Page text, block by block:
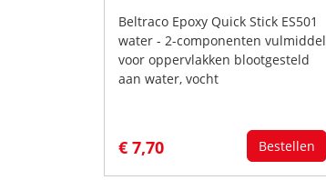
Beltraco Epoxy Quick Stick ES501
water - 2-componenten vulmiddel
voor oppervlakken blootgesteld
aan water, vocht
€ 7,70 Bestellen